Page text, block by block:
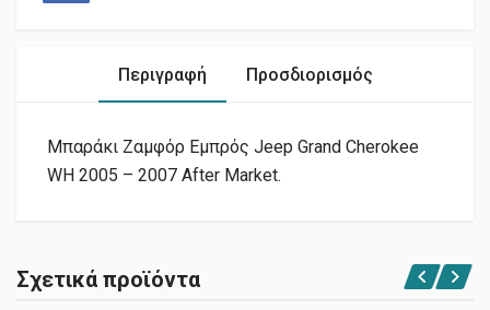
Περιγραφή Προσδιορισμός
Μπαράκι Ζαμφόρ Εμπρός Jeep Grand Cherokee
WH 2005 – 2007 After Market.
Σχετικά προϊόντα